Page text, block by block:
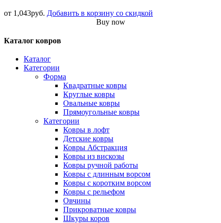
от 1,043руб. Добавить в корзину со скидкой
Buy now
Каталог ковров
Каталог
Категории
Форма
Квадратные ковры
Круглые ковры
Овальные ковры
Прямоугольные ковры
Категории
Ковры в лофт
Детские ковры
Ковры Абстракция
Ковры из вискозы
Ковры ручной работы
Ковры с длинным ворсом
Ковры с коротким ворсом
Ковры с рельефом
Овчины
Прикроватные ковры
Шкуры коров